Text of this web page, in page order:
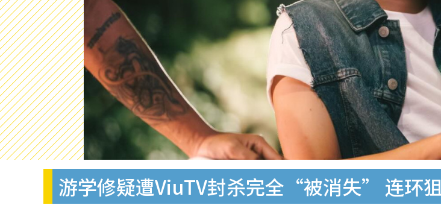
游学修疑遭ViuTV封杀完全“被消失” 连环